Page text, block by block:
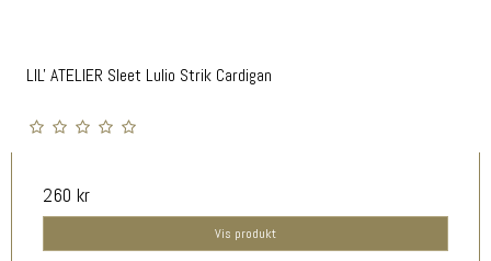
LIL' ATELIER Sleet Lulio Strik Cardigan
260 kr
Vis produkt